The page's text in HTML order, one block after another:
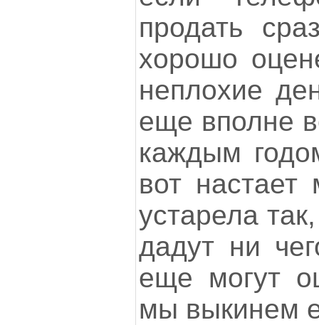
продать
хорошо
неплохие
еще вполне
каждым
вот настает
устарела
дадут ни
еще могут
мы выкинем